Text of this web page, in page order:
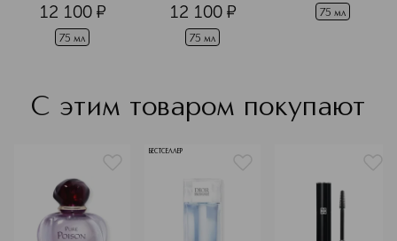
12 100 ¤
75 мл
12 100 ¤
75 мл
75 мл
С этим товаром покупают
БЕСТСЕЛЛЕР